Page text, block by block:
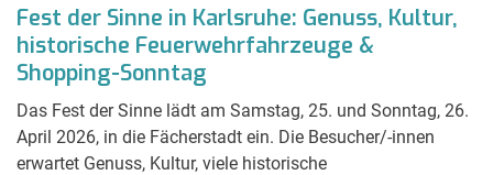
Fest der Sinne in Karlsruhe: Genuss, Kultur,
historische Feuerwehrfahrzeuge &
Shopping-Sonntag
Das Fest der Sinne lädt am Samstag, 25. und Sonntag, 26.
April 2026, in die Fächerstadt ein. Die Besucher/-innen
erwartet Genuss, Kultur, viele historische